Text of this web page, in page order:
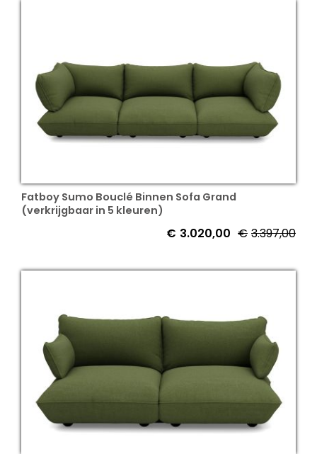
Fatboy Sumo Bouclé Binnen Sofa Grand
(verkrijgbaar in 5 kleuren)
€ 3.397,00
€ 3.020,00